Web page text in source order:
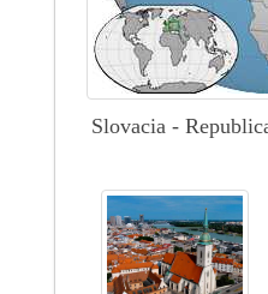
Slovacia -